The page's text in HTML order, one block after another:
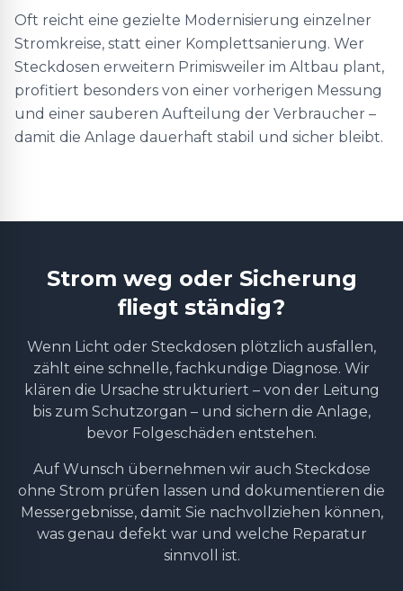
Oft reicht eine gezielte Modernisierung einzelner
Stromkreise, statt einer Komplettsanierung. Wer
Steckdosen erweitern Primisweiler im Altbau plant,
profitiert besonders von einer vorherigen Messung
und einer sauberen Aufteilung der Verbraucher –
damit die Anlage dauerhaft stabil und sicher bleibt.
Strom weg oder Sicherung
fliegt ständig?
Wenn Licht oder Steckdosen plötzlich ausfallen,
zählt eine schnelle, fachkundige Diagnose. Wir
klären die Ursache strukturiert – von der Leitung
bis zum Schutzorgan – und sichern die Anlage,
bevor Folgeschäden entstehen.
Auf Wunsch übernehmen wir auch Steckdose
ohne Strom prüfen lassen und dokumentieren die
Messergebnisse, damit Sie nachvollziehen können,
was genau defekt war und welche Reparatur
sinnvoll ist.